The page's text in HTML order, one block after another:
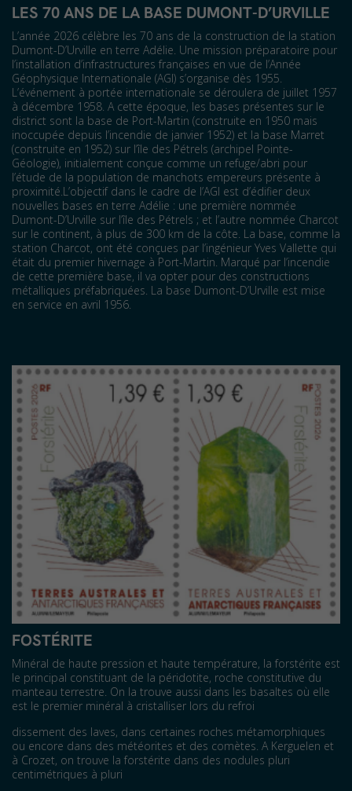
LES 70 ANS DE LA BASE DUMONT-D’URVILLE
L’année 2026 célèbre les 70 ans de la construction de la station
Dumont-D’Urville en terre Adélie. Une mission préparatoire pour
l’installation d’infrastructures françaises en vue de l’Année
Géophysique Internationale (AGI) s’organise dès 1955.
L’événement à portée internationale se déroulera de juillet 1957
à décembre 1958. A cette époque, les bases présentes sur le
district sont la base de Port-Martin (construite en 1950 mais
inoccupée depuis l’incendie de janvier 1952) et la base Marret
(construite en 1952) sur l’île des Pétrels (archipel Pointe-
Géologie), initialement conçue comme un refuge/abri pour
l’étude de la population de manchots empereurs présente à
proximité.L’objectif dans le cadre de l’AGI est d’édifier deux
nouvelles bases en terre Adélie : une première nommée
Dumont-D’Urville sur l’île des Pétrels ; et l’autre nommée Charcot
sur le continent, à plus de 300 km de la côte. La base, comme la
station Charcot, ont été conçues par l’ingénieur Yves Vallette qui
était du premier hivernage à Port-Martin. Marqué par l’incendie
de cette première base, il va opter pour des constructions
métalliques préfabriquées. La base Dumont-D’Urville est mise
en service en avril 1956.
FOSTÉRITE
Minéral de haute pression et haute température, la forstérite est
le principal constituant de la péridotite, roche constitutive du
manteau terrestre. On la trouve aussi dans les basaltes où elle
est le premier minéral à cristalliser lors du refroi
dissement des laves, dans certaines roches métamorphiques
ou encore dans des météorites et des comètes. A Kerguelen et
à Crozet, on trouve la forstérite dans des nodules pluri
centimétriques à pluri